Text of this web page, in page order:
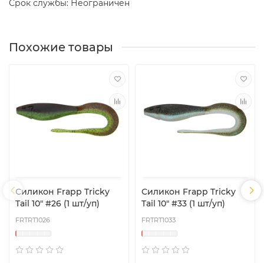
Срок службы: Неограничен
Похожие товары
Силикон Frapp Tricky
Tail 10" #26 (1 шт/уп)
FRTRT1026
Силикон Frapp Tricky
Tail 10" #33 (1 шт/уп)
FRTRT1033